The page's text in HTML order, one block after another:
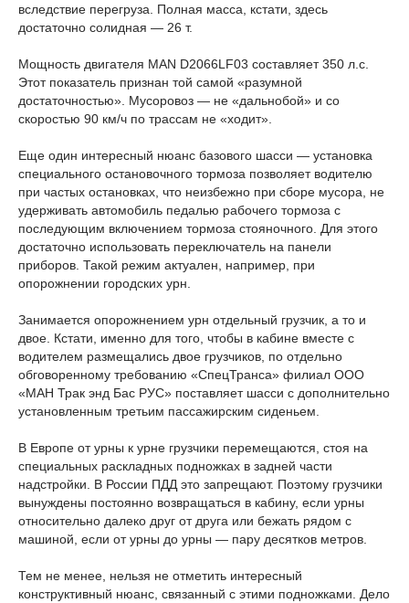
вследствие перегруза. Полная масса, кстати, здесь
достаточно солидная — 26 т.
Мощность двигателя MAN D2066LF03 составляет 350 л.с.
Этот показатель признан той самой «разумной
достаточностью». Мусоровоз — не «дальнобой» и со
скоростью 90 км/ч по трассам не «ходит».
Еще один интересный нюанс базового шасси — установка
специального остановочного тормоза позволяет водителю
при частых остановках, что неизбежно при сборе мусора, не
удерживать автомобиль педалью рабочего тормоза с
последующим включением тормоза стояночного. Для этого
достаточно использовать переключатель на панели
приборов. Такой режим актуален, например, при
опорожнении городских урн.
Занимается опорожнением урн отдельный грузчик, а то и
двое. Кстати, именно для того, чтобы в кабине вместе с
водителем размещались двое грузчиков, по отдельно
обговоренному требованию «СпецТранса» филиал ООО
«МАН Трак энд Бас РУС» поставляет шасси с дополнительно
установленным третьим пассажирским сиденьем.
В Европе от урны к урне грузчики перемещаются, стоя на
специальных раскладных подножках в задней части
надстройки. В России ПДД это запрещают. Поэтому грузчики
вынуждены постоянно возвращаться в кабину, если урны
относительно далеко друг от друга или бежать рядом с
машиной, если от урны до урны — пару десятков метров.
Тем не менее, нельзя не отметить интересный
конструктивный нюанс, связанный с этими подножками. Дело